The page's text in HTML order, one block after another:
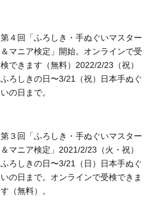
第４回「ふろしき・手ぬぐいマスター
＆マニア検定」開始。オンラインで受
検できます（無料）2022/2/23（祝）
ふろしきの日〜3/21（祝）日本手ぬぐ
いの日まで。
第３回「ふろしき・手ぬぐいマスター
＆マニア検定」2021/2/23（火・祝）
ふろしきの日〜3/21（日）日本手ぬぐ
いの日まで。オンラインで受検できま
す（無料）。